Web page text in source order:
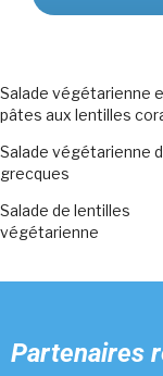
Salade végétarienne
pâtes aux lentilles
Salade végétarienne
grecques
Salade de lentilles
végétarienne
Partenaires